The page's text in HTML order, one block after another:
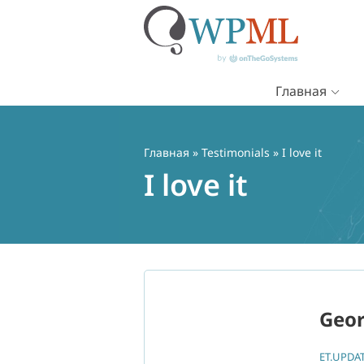
Главная
Главная » Testimonials » I love it
I love it